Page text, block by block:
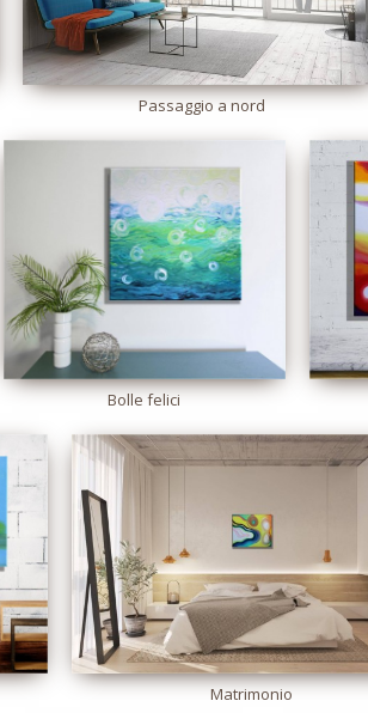
Passaggio a nord
Bolle felici
Matrimonio